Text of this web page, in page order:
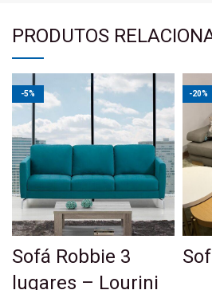
PRODUTOS
-5%
Sofá Robbie 3
lugares – Lourini
-20%